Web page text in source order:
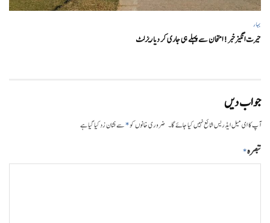
بہار
حیرت انگیزخبر ! امتحان سے پہلے ہی جاری کر دیا ریزلٹ
جواب دیں
آپ کا ای میل ایڈریس شائع نہیں کیا جائے گا۔ ضروری خانوں کو*سے نشان زد کیا گیا ہے
تبصرہ*